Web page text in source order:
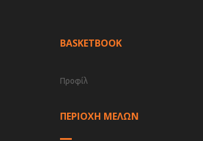
BASKETBOOK
Προφίλ
ΠΕΡΙΟΧΗ ΜΕΛΩΝ